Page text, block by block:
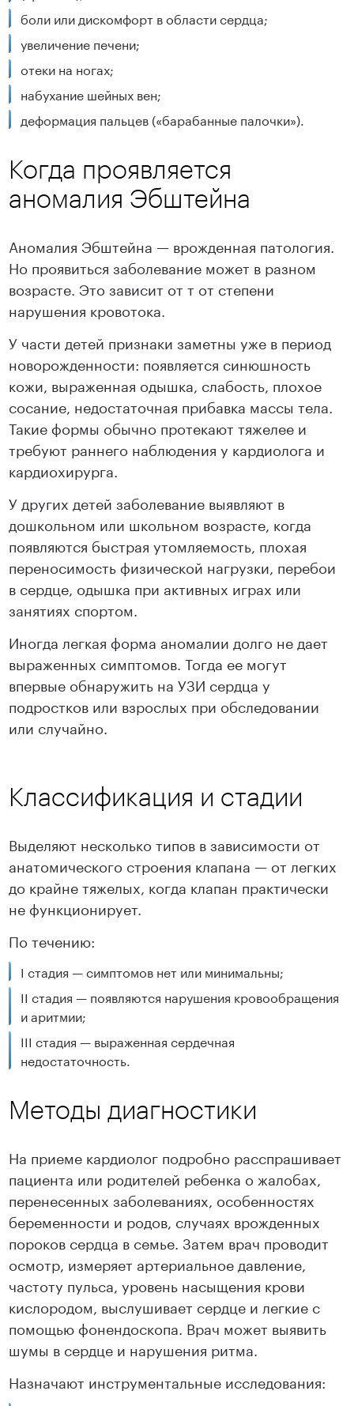
боли или дискомфорт в области сердца;
увеличение печени;
отеки на ногах;
набухание шейных вен;
деформация пальцев («барабанные палочки»).
Когда проявляется
аномалия Эбштейна
Аномалия Эбштейна — врожденная патология.
Но проявиться заболевание может в разном
возрасте. Это зависит от т от степени
нарушения кровотока.
У части детей признаки заметны уже в период
новорожденности: появляется синюшность
кожи, выраженная одышка, слабость, плохое
сосание, недостаточная прибавка массы тела.
Такие формы обычно протекают тяжелее и
требуют раннего наблюдения у кардиолога и
кардиохирурга.
У других детей заболевание выявляют в
дошкольном или школьном возрасте, когда
появляются быстрая утомляемость, плохая
переносимость физической нагрузки, перебои
в сердце, одышка при активных играх или
занятиях спортом.
Иногда легкая форма аномалии долго не дает
выраженных симптомов. Тогда ее могут
впервые обнаружить на УЗИ сердца у
подростков или взрослых при обследовании
или случайно.
Классификация и стадии
Выделяют несколько типов в зависимости от
анатомического строения клапана — от легких
до крайне тяжелых, когда клапан практически
не функционирует.
По течению:
I стадия — симптомов нет или минимальны;
II стадия — появляются нарушения кровообращения
и аритмии;
III стадия — выраженная сердечная
недостаточность.
Методы диагностики
На приеме кардиолог подробно расспрашивает
пациента или родителей ребенка о жалобах,
перенесенных заболеваниях, особенностях
беременности и родов, случаях врожденных
пороков сердца в семье. Затем врач проводит
осмотр, измеряет артериальное давление,
частоту пульса, уровень насыщения крови
кислородом, выслушивает сердце и легкие с
помощью фонендоскопа. Врач может выявить
шумы в сердце и нарушения ритма.
Назначают инструментальные исследования: